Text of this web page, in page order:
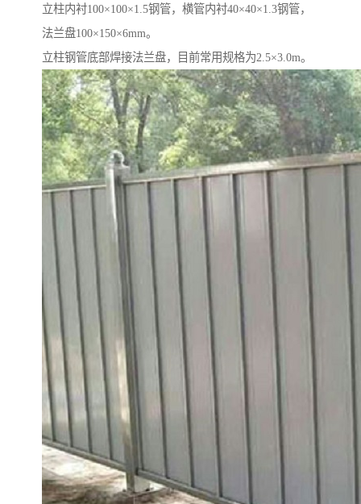
立柱内衬100×100×1.5钢管，横管内衬40×40×1.3钢管，
法兰盘100×150×6mm。
立柱钢管底部焊接法兰盘，目前常用规格为2.5×3.0m。